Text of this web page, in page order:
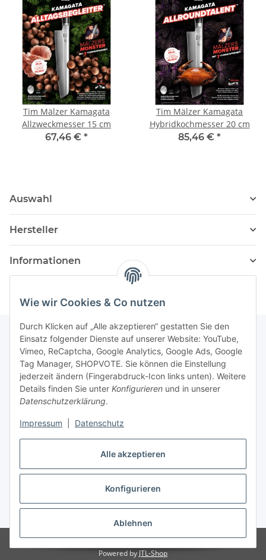
Alle akzeptieren
Konfigurieren
Ablehnen
Wie wir Cookies & Co nutzen
Durch Klicken auf „Alle akzeptieren“ gestatten Sie den
Einsatz folgender Dienste auf unserer Website: YouTube,
Vimeo, ReCaptcha, Google Analytics, Google Ads, Google
Tag Manager, SHOPVOTE. Sie können die Einstellung
jederzeit ändern (Fingerabdruck-Icon links unten). Weitere
Details finden Sie unter Konfigurieren und in unserer
Datenschutzerklärung.
Impressum Datenschutz
Tim Mälzer Kamagata
Allzweckmesser 15 cm
67,46 € *
Tim Mälzer Kamagata
Hybridkochmesser 20 cm
85,46 € *
Auswahl
Hersteller
Informationen
Newsletter Abonnieren
Bitte senden Sie mir entsprechend Ihrer
Datenschutzerklärungregelmäßig und jederzeit widerruflich
Informationen zu Ihrem Produktsortiment per E-Mail zu.
Abonnieren
Newsletter Abonnieren
Vertrag widerrufen
* Alle Preise inkl. gesetzlicher USt., zzgl.
Powered by JTL-Shop